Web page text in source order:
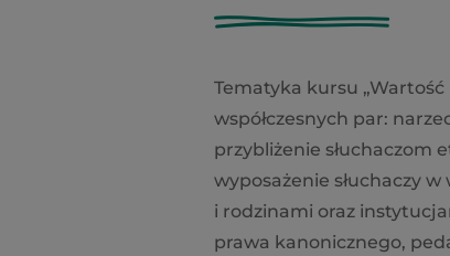
Tematyka kursu
współczesnych par:
przybliżenie słuchaczom
wyposażenie słuchaczy
i rodzinami oraz
prawa kanonicznego,